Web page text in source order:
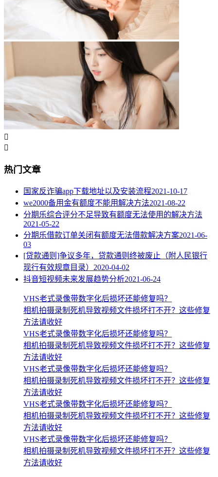


热门文章
国家反诈骗app下载地址以及安装流程2021-10-17
we2000备用金有额度不能用解决方法2021-08-22
分期乐综合评分不足导致有额度无法使用的解决方法
2021-05-22
分期乐借款订单关闭有额度无法借款解决方案2021-06-
03
[贷款通则]争议多年，贷款通则终被废止（附人民银行
现行有效规章目录） 2020-04-02
抖音短视频未来发展趋势分析2021-06-24
VHS老式录像带数字化后损坏还能修复吗？
相机拍摄录制死机导致视频文件损坏打不开？这些修复
方法请收好
VHS老式录像带数字化后损坏还能修复吗？
相机拍摄录制死机导致视频文件损坏打不开？这些修复
方法请收好
VHS老式录像带数字化后损坏还能修复吗？
相机拍摄录制死机导致视频文件损坏打不开？这些修复
方法请收好
VHS老式录像带数字化后损坏还能修复吗？
相机拍摄录制死机导致视频文件损坏打不开？这些修复
方法请收好
VHS老式录像带数字化后损坏还能修复吗？
相机拍摄录制死机导致视频文件损坏打不开？这些修复
方法请收好